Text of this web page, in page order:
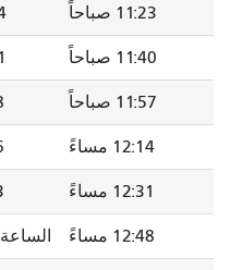
11:40 صباحاً
11:57 صباحاً
12:14 مساءً
12:33 مساءً
12:50 مساءً
1:07 مساءً